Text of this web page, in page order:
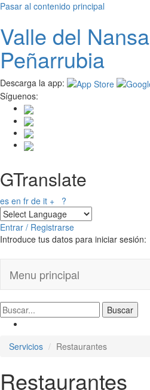
Pasar al contenido principal
Valle del Nansa
Peñarrubia
Descarga la app:
Síguenos:
GTranslate
es en fr de it + ?
Entrar / Registrarse
Introduce tus datos para iniciar sesión:
Menu principal
Servicios Restaurantes
Restaurantes